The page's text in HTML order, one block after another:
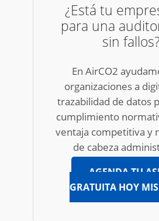
¿Está tu
para una
sin fallos?
En AirCO2
organizaciones a
trazabilidad de datos
cumplimiento
ventaja competitiva y
de cabeza
AGENDA TU
GRATUITA HOY